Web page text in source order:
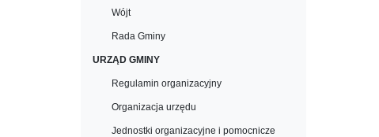
Wójt
Rada Gminy
URZĄD GMINY
Regulamin organizacyjny
Organizacja urzędu
Jednostki organizacyjne i pomocnicze